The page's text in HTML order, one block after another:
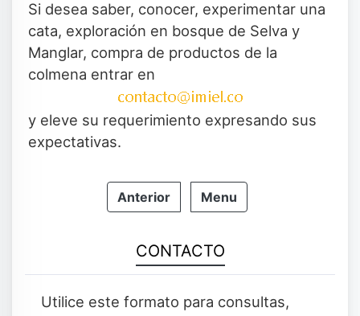
Si desea saber, conocer, experimentar una
cata, exploración en bosque de Selva y
Manglar, compra de productos de la
colmena entrar en
y eleve su requerimiento expresando sus
expectativas.
Anterior Menu
CONTACTO
Utilice este formato para consultas,